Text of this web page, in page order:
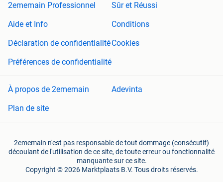
2ememain Professionnel
Sûr et Réussi
Aide et Info
Conditions
Déclaration de confidentialitéCookies
Préférences de confidentialité
À propos de 2ememain
Adevinta
Plan de site
2ememain n'est pas responsable de tout dommage (consécutif)
découlant de l'utilisation de ce site, de toute erreur ou fonctionnalité
manquante sur ce site.
Copyright © 2026 Marktplaats B.V. Tous droits réservés.